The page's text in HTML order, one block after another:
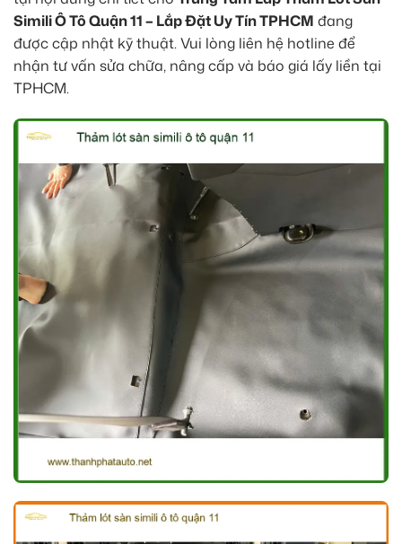
Simili Ô Tô Quận 11 – Lắp Đặt Uy Tín TPHCM đang
được cập nhật kỹ thuật. Vui lòng liên hệ hotline để
nhận tư vấn sửa chữa, nâng cấp và báo giá lấy liền tại
TPHCM.